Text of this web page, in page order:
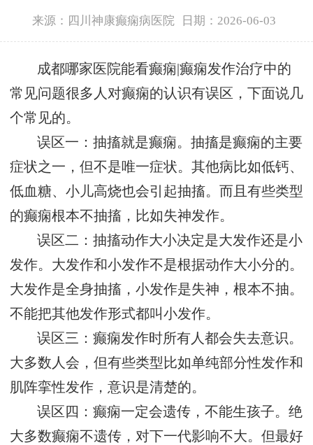
来源：四川神康癫痫病医院 日期：2026-06-03
成都哪家医院能看癫痫|癫痫发作治疗中的
常见问题很多人对癫痫的认识有误区，下面说几
个常见的。
误区一：抽搐就是癫痫。抽搐是癫痫的主要
症状之一，但不是唯一症状。其他病比如低钙、
低血糖、小儿高烧也会引起抽搐。而且有些类型
的癫痫根本不抽搐，比如失神发作。
误区二：抽搐动作大小决定是大发作还是小
发作。大发作和小发作不是根据动作大小分的。
大发作是全身抽搐，小发作是失神，根本不抽。
不能把其他发作形式都叫小发作。
误区三：癫痫发作时所有人都会失去意识。
大多数人会，但有些类型比如单纯部分性发作和
肌阵挛性发作，意识是清楚的。
误区四：癫痫一定会遗传，不能生孩子。绝
大多数癫痫不遗传，对下一代影响不大。但最好